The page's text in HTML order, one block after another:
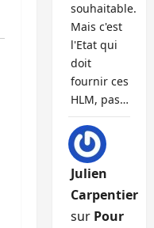
souhaitable.
Mais c'est
l'Etat qui
doit
fournir ces
HLM, pas…
Julien
Carpentier
sur Pour